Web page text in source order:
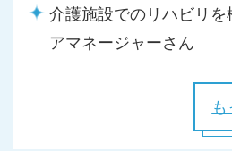
介護施設でのリハビリ
アマネージャーさん